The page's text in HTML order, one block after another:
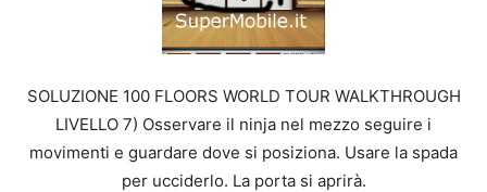
SOLUZIONE 100 FLOORS WORLD TOUR WALKTHROUGH
LIVELLO 7) Osservare il ninja nel mezzo seguire i
movimenti e guardare dove si posiziona. Usare la spada
per ucciderlo. La porta si aprirà.